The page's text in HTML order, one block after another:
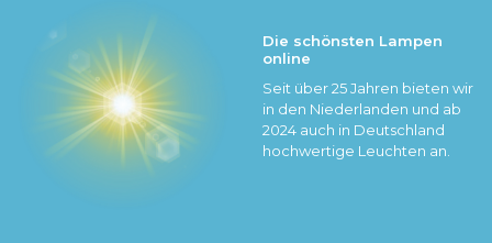
Die schönsten Lampen
online
Seit über 25 Jahren bieten wir
in den Niederlanden und ab
2024 auch in Deutschland
hochwertige Leuchten an.